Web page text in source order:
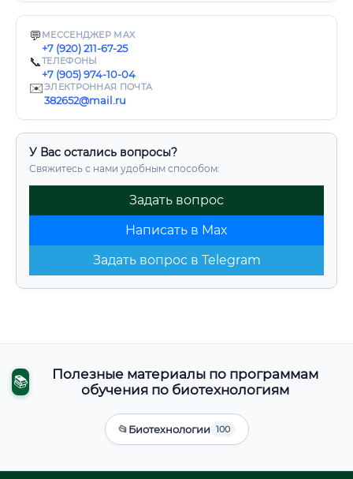
💬 МЕССЕНДЖЕР MAX
+7 (920) 211-67-25
📞ТЕЛЕФОНЫ
+7 (905) 974-10-04
✉️ЭЛЕКТРОННАЯ ПОЧТА
382652@mail.ru
У Вас остались вопросы?
Свяжитесь с нами удобным способом:
Задать вопрос
Написать в Max
Задать вопрос в Telegram
📚
Полезные материалы по программам
обучения по биотехнологиям
📂Биотехнологии 100